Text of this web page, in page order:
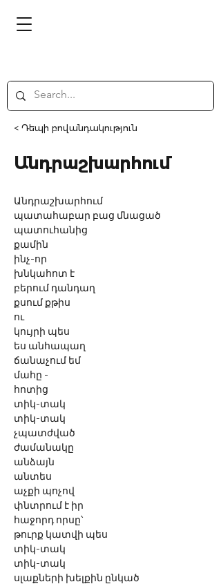
< Դեպի բովանդակություն
Անդրաշխարհում
Անդրաշխարհում
պատահաբար բաց մնացած
պատուհանից
քամին
ինչ-որ
խնկահոտ է
բերում դանդաղ
քսում քթիս
ու
կույրի պես
ես անհապաղ
ճանաչում եմ
մահը -
հոտից
տիկ-տակ
տիկ-տակ
չպատժված
ժամանակը
անձայն
անտես
աչքի պոչով
փնտրում է իր
հաջորդ որսը՝
թուրք կատվի պես
տիկ-տակ
տիկ-տակ
սլաքների խելքին ընկած